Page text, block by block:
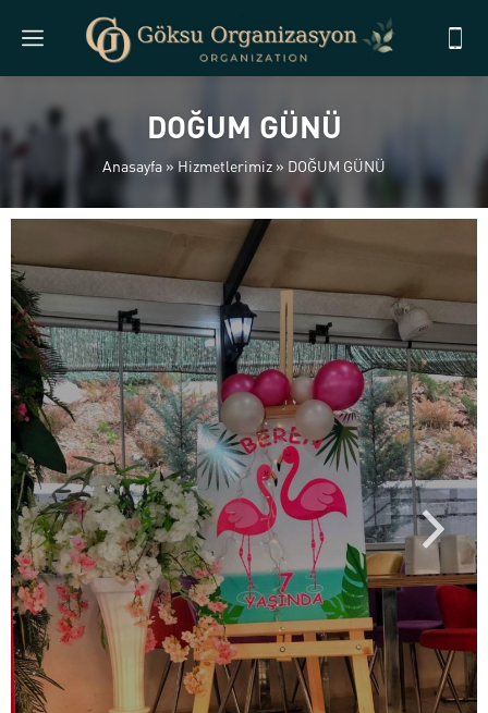
DOĞUM GÜNÜ
Anasayfa »Hizmetlerimiz » DOĞUM GÜNÜ